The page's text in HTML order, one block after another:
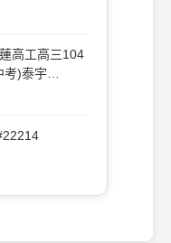
高工高三104
考)泰宇